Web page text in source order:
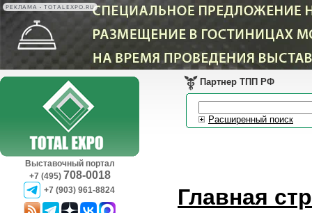
РЕКЛАМА • TOTALEXPO.RU
Выставочный портал
+7 (495) 708-0018
+7 (903) 961-8824
Партнер ТПП РФ
Расширенный поиск
Главная